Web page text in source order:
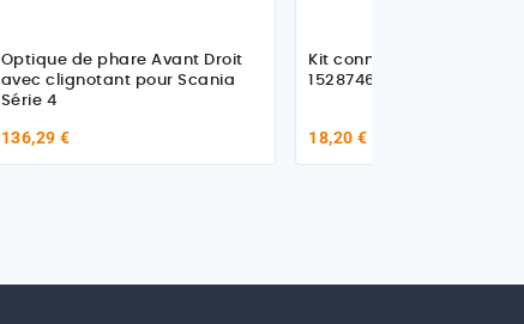
Optique de phare Avant Droit
avec clignotant pour Scania
Série 4
136,29 €
Kit connecteur pour
1528746
18,20 €